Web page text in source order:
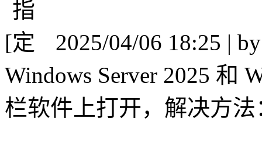
[
2025/04/06 18:25 |
Windows Server 2025 和
栏软件上打开，解决方法